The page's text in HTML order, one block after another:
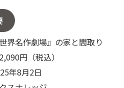
界名作劇場』の家と間取り
円（税込）
年8月2日